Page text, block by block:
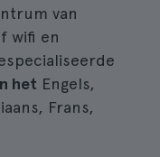
van
wifi en
het Engels,
Frans,